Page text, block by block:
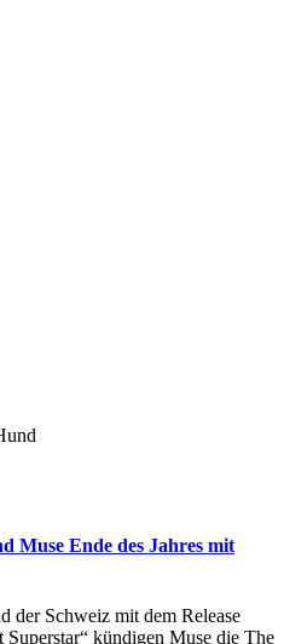
Muse Ende des Jahres mit
der Schweiz mit dem Release
kündigen Muse die The